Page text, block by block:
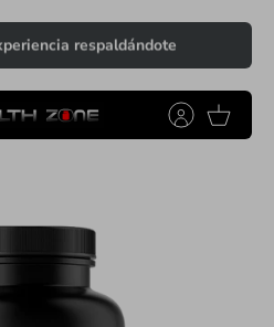
respaldándote